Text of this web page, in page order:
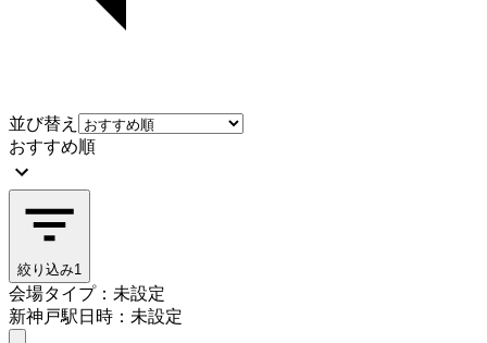
並び替え
おすすめ順
絞り込み1
会場タイプ：未設定
新神戸駅日時：未設定